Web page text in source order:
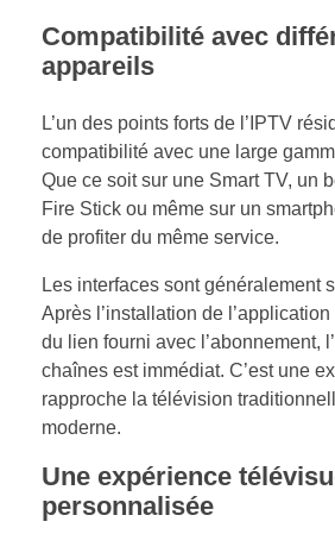
Compatibilité avec
appareils
L’un des points forts de l’IPTV
compatibilité avec une large
Que ce soit sur une Smart TV, un
Fire Stick ou même sur un
de profiter du même service.
Les interfaces sont généralement
Après l’installation de
du lien fourni avec l’abonnement,
chaînes est immédiat. C’est une
rapproche la télévision
moderne.
Une expérience
personnalisée